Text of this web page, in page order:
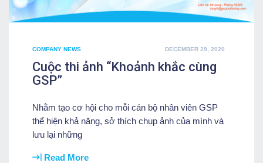
POSTED
DECEMBER 29, 2020
COMPANY NEWS
Cuộc thi ảnh “Khoảnh khắc cùng
GSP”
Nhằm tạo cơ hội cho mỗi cán bộ nhân viên GSP
thể hiện khả năng, sở thích chụp ảnh của mình và
lưu lại những
Read More